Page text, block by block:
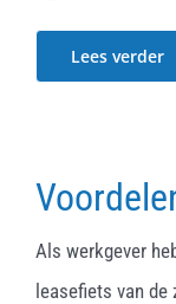
Lees verder
Als werkgever
leasefiets van de